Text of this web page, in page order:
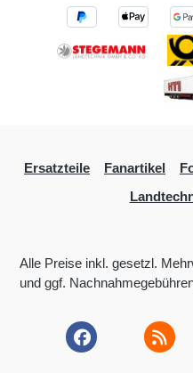
Ersatzteile Fanartikel
Alle Preise inkl. gesetzl.
und ggf.